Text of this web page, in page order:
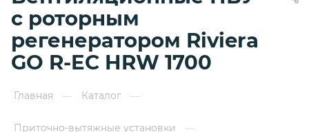
с роторным
регенератором Riviera
GO R-EC HRW 1700
Главная — Каталог —
Приточно-вытяжные установки —